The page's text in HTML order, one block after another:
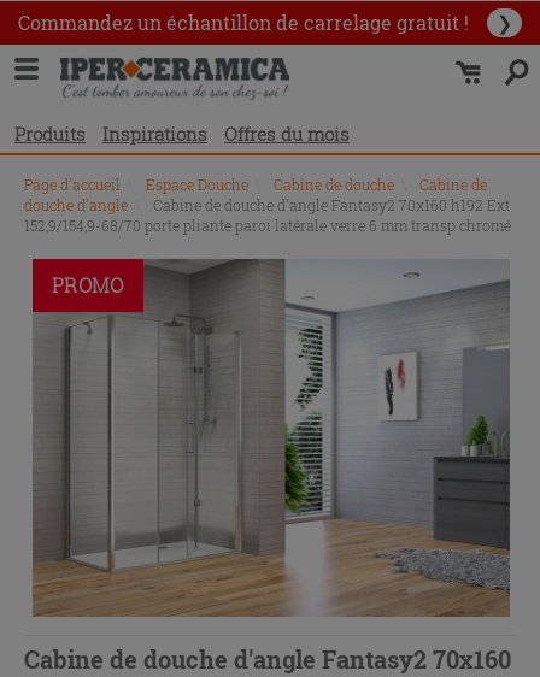
Commandez un échantillon de carrelage gratuit ! ❯
Produits Inspirations Offres du mois
Page d'accueil Espace Douche Cabine de douche
Cabine de
douche d'angle
Cabine de douche d'angle Fantasy2 70x160 h192 Ext
152,9/154,9-68/70 porte pliante paroi latérale verre 6 mm transp chromé
PROMO
Cabine de douche d'angle Fantasy2 70x160